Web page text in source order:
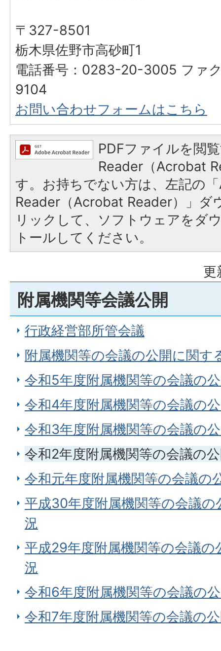
〒327-8501
栃木県佐野市高砂町1
電話番号：0283-20-3005 ファ
9104
お問い合わせフォームはこちら
PDFファイルを閲
Reader（Acrobat
す。お持ちでない方は、左記の
Reader（Acrobat Reader）」ダ
リックして、ソフトウェアをダ
トールしてください。
更
附属機関等会議公開
行政経営部所管会議
附属機関等の会議の公開に関す
令和5年度附属機関等の会議の
令和4年度附属機関等の会議の
令和3年度附属機関等の会議の
令和2年度附属機関等の会議の
令和元年度附属機関等の会議の
平成30年度附属機関等の会議
況
平成29年度附属機関等の会議の
況
令和6年度附属機関等の会議の
令和7年度附属機関等の会議の